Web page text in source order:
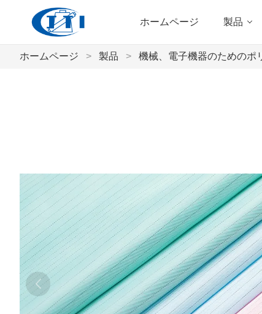
ホームページ 製品
ホームページ > 製品 > 機械、電子機器のためのポ